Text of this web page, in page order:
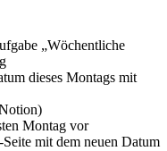
„Wöchentliche
dieses Montags mit
Montag vor
mit dem neuen Datum